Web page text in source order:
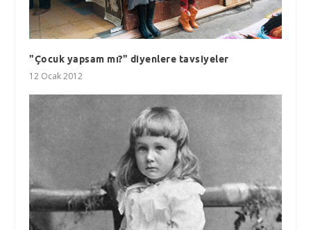
"Çocuk yapsam mı?" diyenlere tavsiyeler
12 Ocak 2012